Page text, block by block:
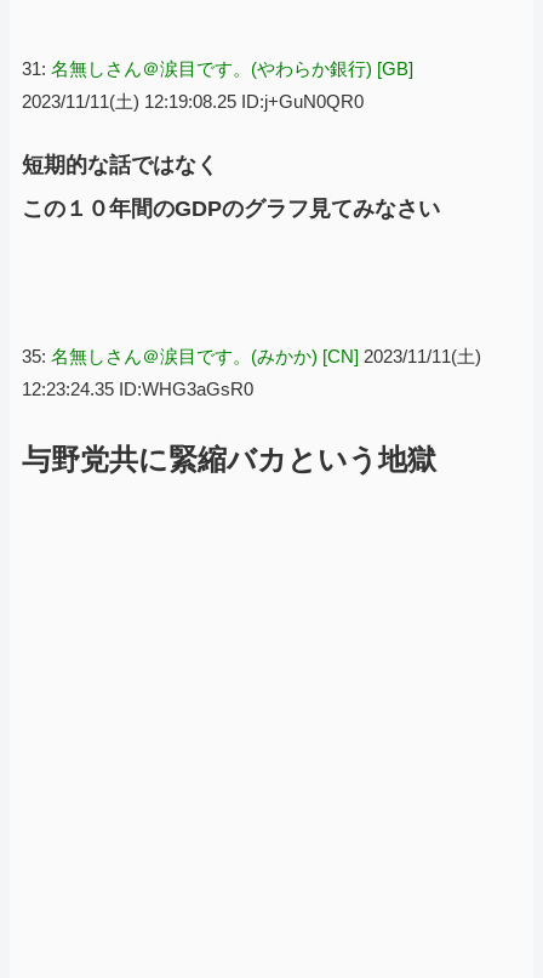
31: 名無しさん＠涙目です。(やわらか銀行) [GB]
2023/11/11(土) 12:19:08.25 ID:j+GuN0QR0
短期的な話ではなく
この１０年間のGDPのグラフ見てみなさい
35: 名無しさん＠涙目です。(みかか) [CN] 2023/11/11(土)
12:23:24.35 ID:WHG3aGsR0
与野党共に緊縮バカという地獄